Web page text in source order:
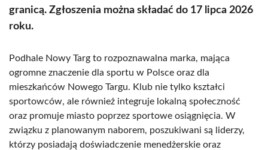
granicą. Zgłoszenia można składać do 17 lipca 2026
roku.
Podhale Nowy Targ to rozpoznawalna marka, mająca
ogromne znaczenie dla sportu w Polsce oraz dla
mieszkańców Nowego Targu. Klub nie tylko kształci
sportowców, ale również integruje lokalną społeczność
oraz promuje miasto poprzez sportowe osiągnięcia. W
związku z planowanym naborem, poszukiwani są liderzy,
którzy posiadają doświadczenie menedżerskie oraz